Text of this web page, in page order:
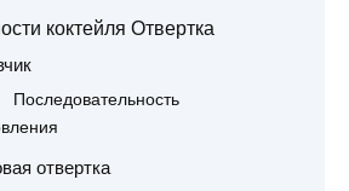
коктейля Отвертка
Последовательность
отвертка